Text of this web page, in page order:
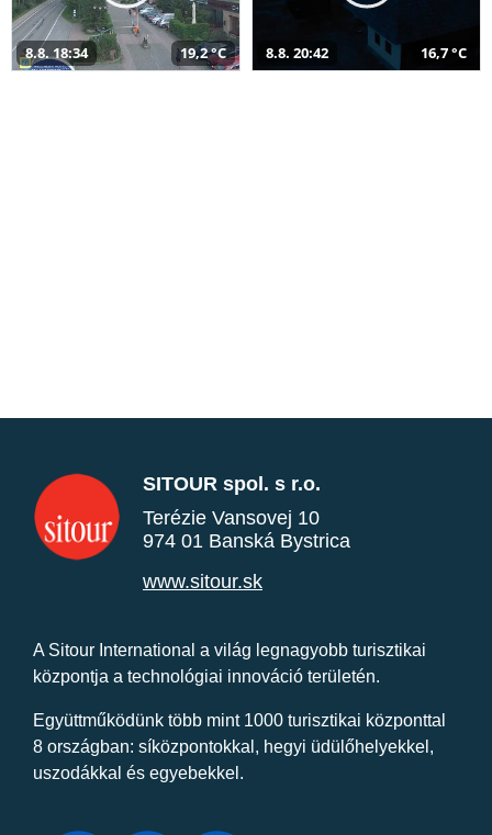
8.8. 18:34 19,2 °C 8.8. 20:42 16,7 °C
SITOUR spol. s r.o.
Terézie Vansovej 10
974 01 Banská Bystrica
www.sitour.sk
A Sitour International a világ legnagyobb turisztikai
központja a technológiai innováció területén.
Együttműködünk több mint 1000 turisztikai központtal
8 országban: síközpontokkal, hegyi üdülőhelyekkel,
uszodákkal és egyebekkel.